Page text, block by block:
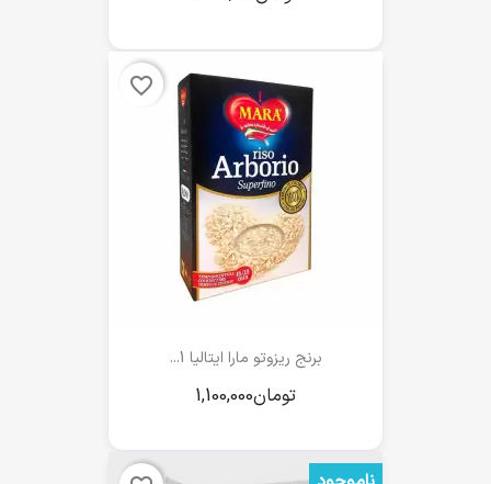
برنج ریزوتو مارا ایتالیا 1...
favorite_border